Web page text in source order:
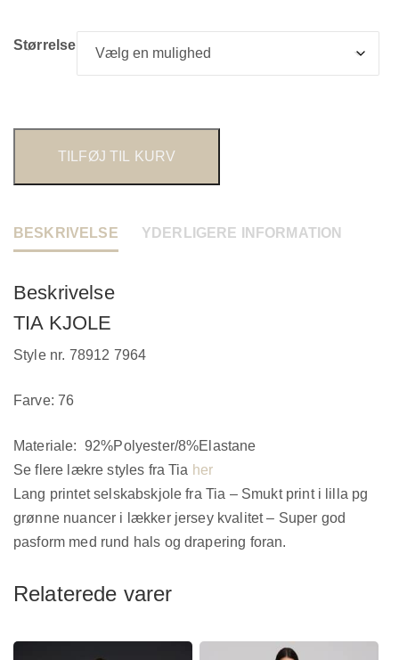
Størrelse
TILFØJ TIL KURV
BESKRIVELSE YDERLIGERE INFORMATION
Beskrivelse
TIA KJOLE
Style nr. 78912 7964
Farve: 76
Materiale: 92%Polyester/8%Elastane
Se flere lækre styles fra Tia her
Lang printet selskabskjole fra Tia – Smukt print i lilla pg
grønne nuancer i lækker jersey kvalitet – Super god
pasform med rund hals og drapering foran.
Relaterede varer